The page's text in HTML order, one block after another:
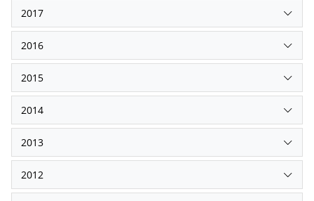
2017
2016
2015
2014
2013
2012